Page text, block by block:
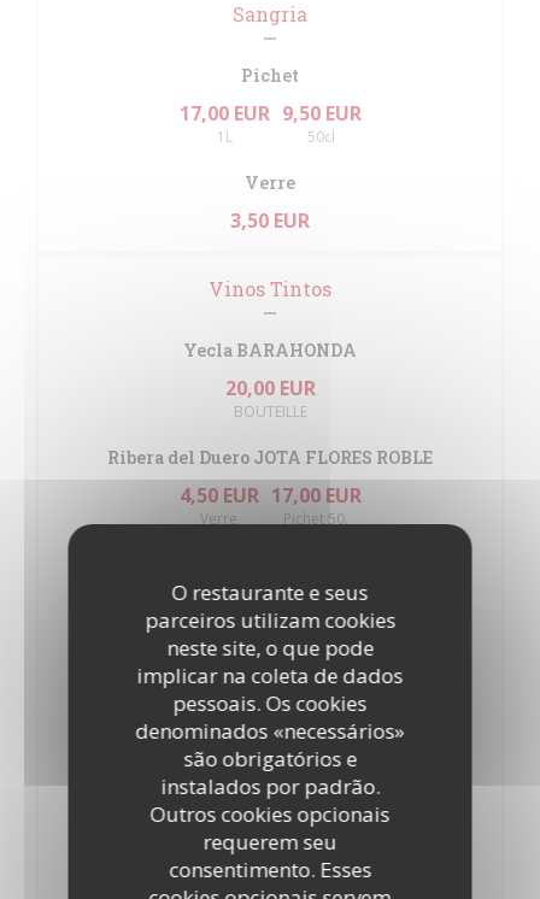
O restaurante e seus
parceiros utilizam cookies
neste site, o que pode
implicar na coleta de dados
pessoais. Os cookies
denominados «necessários»
são obrigatórios e
instalados por padrão.
Outros cookies opcionais
requerem seu
consentimento. Esses
Sangria
Pichet
17,00 EUR
1L
9,50 EUR
50cl
Verre
3,50 EUR
Vinos Tintos
Yecla BARAHONDA
20,00 EUR
BOUTEILLE
Ribera del Duero JOTA FLORES ROBLE
4,50 EUR
Verre
17,00 EUR
Pichet 50.
18,00 EUR
Pichet 50.
Bierzo LA NAVE MENCIA
22,00 EUR
Bouteille
Valencia FINCA ENGUERA RESERVA
27,00 EUR
Bouteille
Rioja GONZALO BERCEO RESERVA